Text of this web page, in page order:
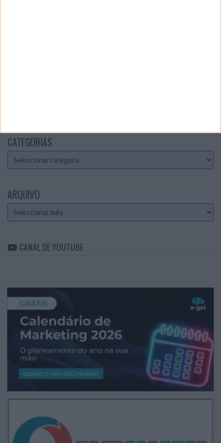
CATEGORIAS
Categorias
ARQUIVO
Arquivo
CANAL DE YOUTUBE